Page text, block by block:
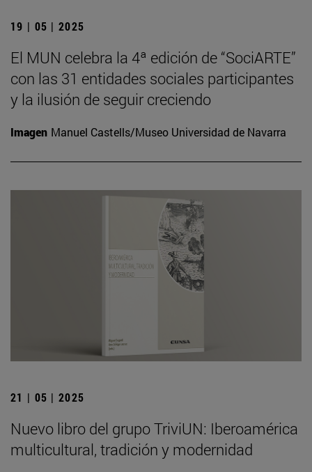
19 | 05 | 2025
El MUN celebra la 4ª edición de “SociARTE”
con las 31 entidades sociales participantes
y la ilusión de seguir creciendo
Imagen Manuel Castells/Museo Universidad de Navarra
21 | 05 | 2025
Nuevo libro del grupo TriviUN: Iberoamérica
multicultural, tradición y modernidad